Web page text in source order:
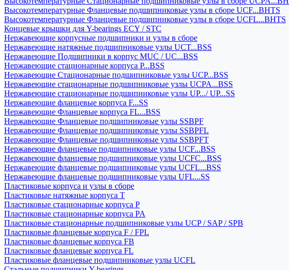
Высокотемпературные Фланцевые подшипниковые узлы в сборе UCF...BHTS
Высокотемпературные Фланцевые подшипниковые узлы в сборе UCFL...BHTS
Концевые крышки для Y-bearings ECY / STC
Нержавеющие корпусные подшипники и узлы в сборе
Нержавеющие натяжные подшипниковые узлы UCT...BSS
Нержавеющие Подшипники в корпус MUC / UC...BSS
Нержавеющие стационарные корпуса P...BSS
Нержавеющие Стационарные подшипниковые узлы UCP...BSS
Нержавеющие стационарные подшипниковые узлы UCPA...BSS
Нержавеющие стационарные подшипниковые узлы UP.../ UP...SS
Нержавеющие фланцевые корпуса F...SS
Нержавеющие Фланцевые корпуса FL...BSS
Нержавеющие Фланцевые подшипниковые узлы SSBPF
Нержавеющие Фланцевые подшипниковые узлы SSBPFL
Нержавеющие Фланцевые подшипниковые узлы SSBPFT
Нержавеющие фланцевые подшипниковые узлы UCF...BSS
Нержавеющие фланцевые подшипниковые узлы UCFC...BSS
Нержавеющие фланцевые подшипниковые узлы UCFL...BSS
Нержавеющие фланцевые подшипниковые узлы UFL...SS
Пластиковые корпуса и узлы в сборе
Пластиковые натяжные корпуса T
Пластиковые стационарные корпуса P
Пластиковые стационарные корпуса PA
Пластиковые стационарные подшипниковые узлы UCP / SAP / SPB
Пластиковые фланцевые корпуса F / FPL
Пластиковые фланцевые корпуса FB
Пластиковые фланцевые корпуса FL
Пластиковые фланцевые подшипниковые узлы UCFL